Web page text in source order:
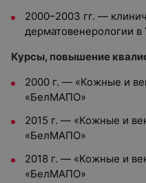
2000–2003 гг. —
дерматовенерологии
Курсы, повышение
2000 г. — «Кожные и
«БелМАПО»
2015 г. — «Кожные и
«БелМАПО»
2018 г. — «Кожные и
«БелМАПО»